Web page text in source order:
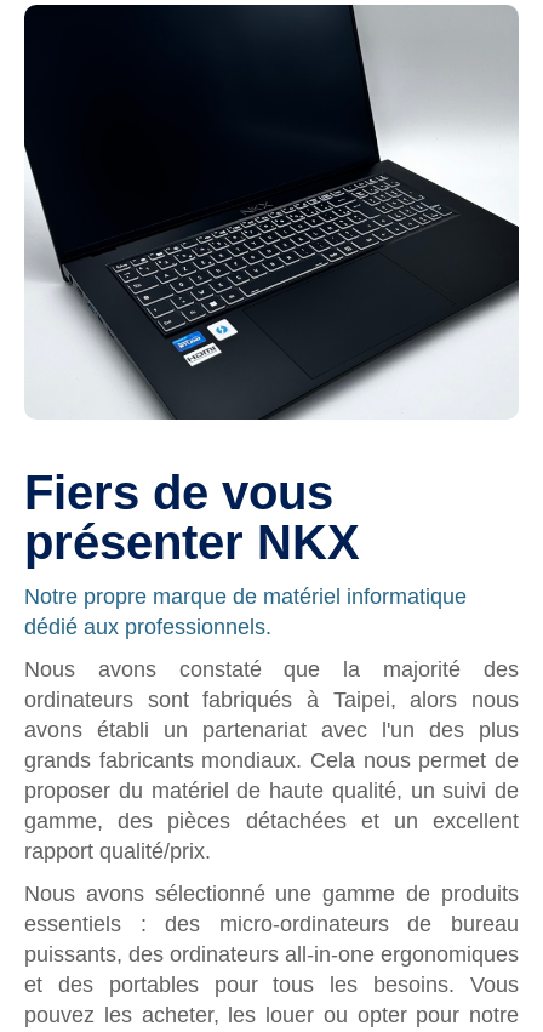
Fiers de vous
présenter NKX
Notre propre marque de matériel informatique
dédié aux professionnels.
Nous avons constaté que la majorité des
ordinateurs sont fabriqués à Taipei, alors nous
avons établi un partenariat avec l'un des plus
grands fabricants mondiaux. Cela nous permet de
proposer du matériel de haute qualité, un suivi de
gamme, des pièces détachées et un excellent
rapport qualité/prix.
Nous avons sélectionné une gamme de produits
essentiels : des micro-ordinateurs de bureau
puissants, des ordinateurs all-in-one ergonomiques
et des portables pour tous les besoins. Vous
pouvez les acheter, les louer ou opter pour notre